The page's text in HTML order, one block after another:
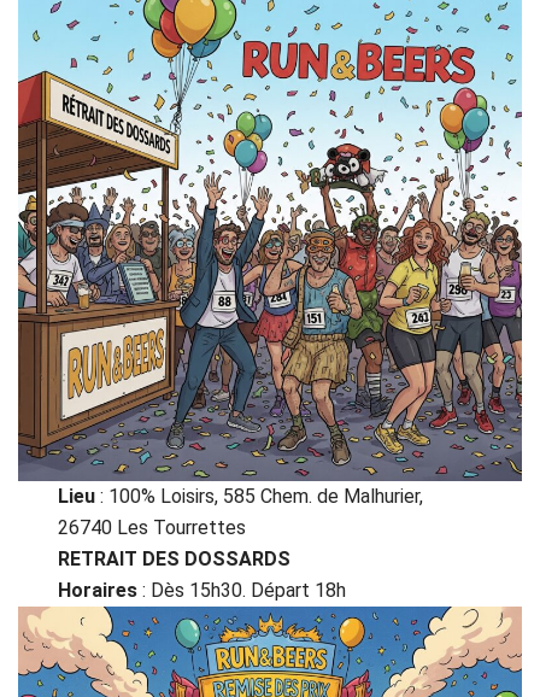
Lieu: 100% Loisirs, 585 Chem. de Malhurier,
26740 Les Tourrettes
RETRAIT DES DOSSARDS
Horaires : Dès 15h30. Départ 18h